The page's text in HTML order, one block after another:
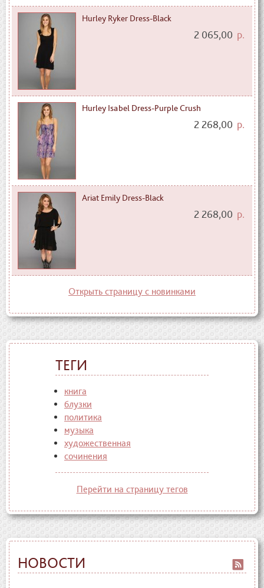
Hurley Ryker Dress-Black
2 065,00 р.
Hurley Isabel Dress-Purple Crush
2 268,00 р.
Ariat Emily Dress-Black
2 268,00 р.
Открыть страницу с новинками
ТЕГИ
книга
блузки
политика
музыка
художественная
сочинения
Перейти на страницу тегов
НОВОСТИ